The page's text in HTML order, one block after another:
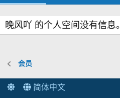
晚风吖 的个人空间没有信息。
会员
简体中文